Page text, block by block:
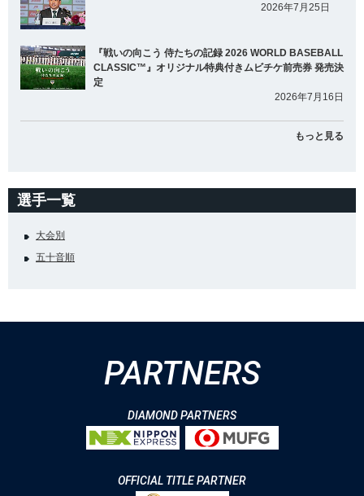
2026年7月25日
『戦いの向こう 侍たちの記録 2026 WORLD BASEBALL
CLASSIC™』オリジナル特典付きムビチケ前売券 発売決
定
2026年7月16日
もっと見る
選手一覧
大会別
五十音順
PARTNERS
DIAMOND PARTNERS
OFFICIAL TITLE PARTNER